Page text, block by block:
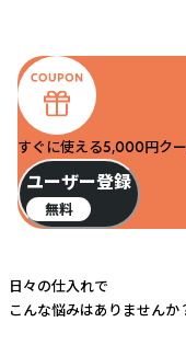
すぐに使える5,000円クー
ユーザー登録
無料
日々の仕入れで
こんな悩みはありませんか